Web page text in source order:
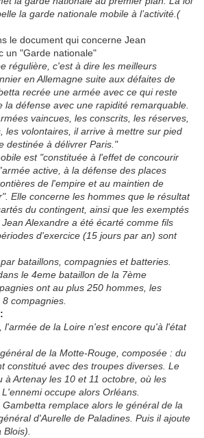
la garde nationale mobile à l’activité.(
le document qui concerne Jean
un "Garde nationale"
régulière, c'est à dire les meilleurs
en Allemagne suite aux défaites de
recrée une armée avec ce qui reste
la défense avec une rapidité remarquable.
vaincues, les conscrits, les réserves,
les volontaires, il arrive à mettre sur pied
destinée à délivrer Paris."
est "constituée à l'effet de concourir
active, à la défense des places
de l'empire et au maintien de
Elle concerne les hommes que le résultat
du contingent, ainsi que les exemptés
Jean Alexandre a été écarté comme fils
d'exercice (15 jours par an) sont
bataillons, compagnies et batteries.
le 4eme bataillon de la 7ème
ont au plus 250 hommes, les
compagnies.
l'armée de la Loire n'est encore qu'à l'état
de la Motte-Rouge, composée : du
constitué avec des troupes diverses. Le
à Artenay les 10 et 11 octobre, où les
occupe alors Orléans.
, Gambetta remplace alors le général de la
d'Aurelle de Paladines. Puis il ajoute